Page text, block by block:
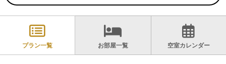
プラン一覧 お部屋一覧 空室カレンダー